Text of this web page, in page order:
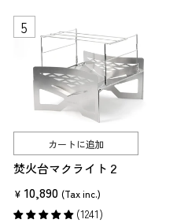
カートに追加
焚火台マクライト２
¥ 10,890 (Tax inc.)
(1241)